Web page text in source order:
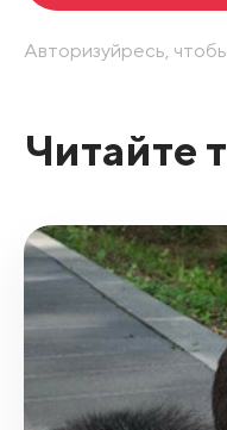
Авторизуйресь,
Читайте